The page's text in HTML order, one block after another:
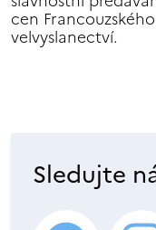
cen Francouzského
velvyslanectví.
Sledujte